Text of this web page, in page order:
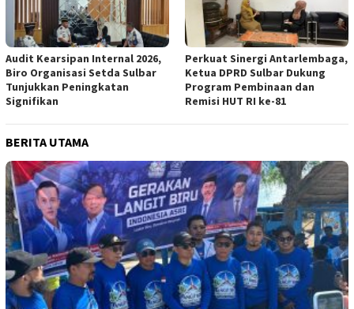
Audit Kearsipan Internal 2026,
Biro Organisasi Setda Sulbar
Tunjukkan Peningkatan
Signifikan
Perkuat Sinergi Antarlembaga,
Ketua DPRD Sulbar Dukung
Program Pembinaan dan
Remisi HUT RI ke-81
BERITA UTAMA